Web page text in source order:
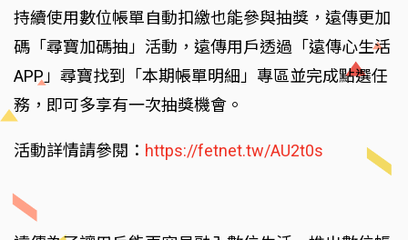
持續使用數位帳單自動扣繳也能參與抽獎，遠傳更加
碼「尋寶加碼抽」活動，遠傳用戶透過「遠傳心生活
APP」尋寶找到「本期帳單明細」專區並完成點選任
務，即可多享有一次抽獎機會。
活動詳情請參閱： https://fetnet.tw/AU2t0s